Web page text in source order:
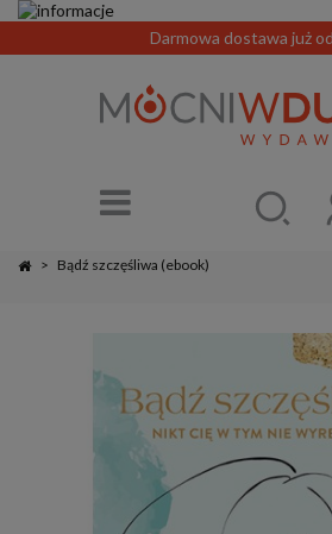
Darmowa dostawa już
> Bądź szczęśliwa (ebook)